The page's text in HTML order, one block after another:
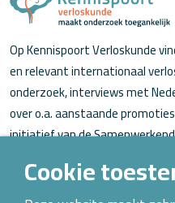
Op Kennispoort Verloskunde
en relevant internationaal
onderzoek, interviews met
over o.a. aanstaande
initiatief van de
Cookie